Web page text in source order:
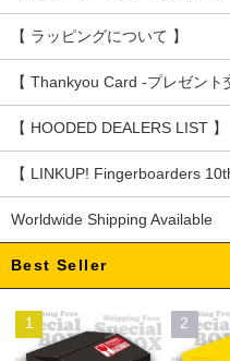
【 ラッピングについて 】
【 Thankyou Card -プレゼント
【 HOODED DEALERS LIST 】
【 LINKUP! Fingerboarders
Worldwide Shipping Available
Best Seller
1 2